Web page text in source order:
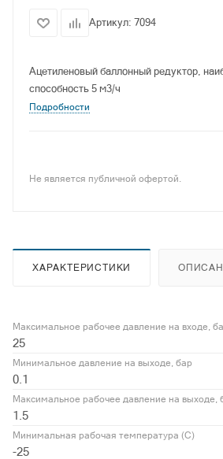
Артикул: 7094
Ацетиленовый баллонный редуктор,
способность 5 м3/ч
Подробности
Не является публичной офертой.
ХАРАКТЕРИСТИКИ
Максимальное рабочее давление на входе,
25
Минимальное давление на выходе, бар
0.1
Максимальное рабочее давление на выходе,
1.5
Минимальная рабочая температура (С)
-25